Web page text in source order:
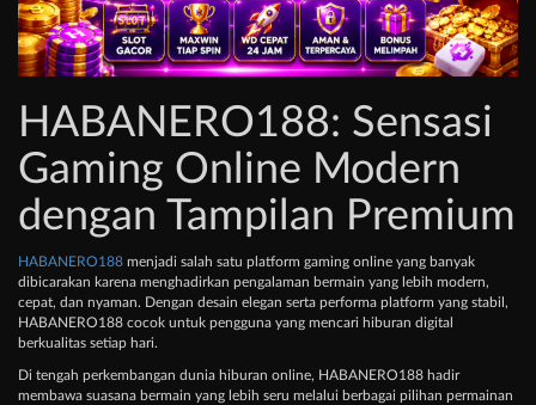
HABANERO188: Sensasi
Gaming Online Modern
dengan Tampilan Premium
HABANERO188 menjadi salah satu platform gaming online yang banyak
dibicarakan karena menghadirkan pengalaman bermain yang lebih modern,
cepat, dan nyaman. Dengan desain elegan serta performa platform yang stabil,
HABANERO188 cocok untuk pengguna yang mencari hiburan digital
berkualitas setiap hari.
Di tengah perkembangan dunia hiburan online, HABANERO188 hadir
membawa suasana bermain yang lebih seru melalui berbagai pilihan permainan